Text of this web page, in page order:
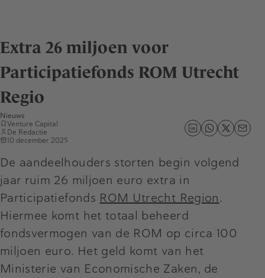
Extra 26 miljoen voor
Participatiefonds ROM Utrecht
Regio
Nieuws
Venture Capital
De Redactie
10 december 2025
De aandeelhouders storten begin volgend
jaar ruim 26 miljoen euro extra in
Participatiefonds ROM Utrecht Region.
Hiermee komt het totaal beheerd
fondsvermogen van de ROM op circa 100
miljoen euro. Het geld komt van het
Ministerie van Economische Zaken, de